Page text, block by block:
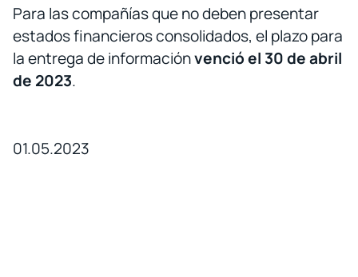
Para las compañías que no deben presentar
estados financieros consolidados, el plazo para
la entrega de informaciónvenció el 30 de abril
de 2023.
01.05.2023